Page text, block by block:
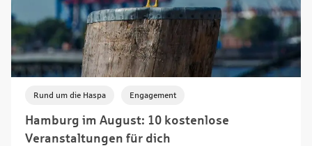
Hamburg im August: 10 kostenlose
Veranstaltungen für dich
Rund um die Haspa Engagement